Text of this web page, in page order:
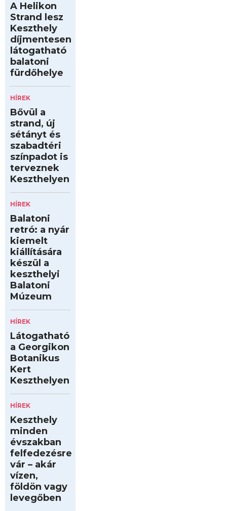
A Helikon
Strand lesz
Keszthely
díjmentesen
látogatható
balatoni
fürdőhelye
HÍREK
Bővül a
strand, új
sétányt és
szabadtéri
színpadot is
terveznek
Keszthelyen
HÍREK
Balatoni
retró: a nyár
kiemelt
kiállítására
készül a
keszthelyi
Balatoni
Múzeum
HÍREK
Látogatható
a Georgikon
Botanikus
Kert
Keszthelyen
HÍREK
Keszthely
minden
évszakban
felfedezésre
vár – akár
vízen,
földön vagy
levegőben